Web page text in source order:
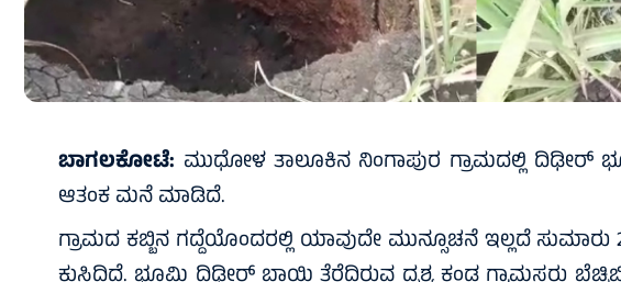
ಬಾಗಲಕೋಟೆ: ಮುಧೋಳ ತಾಲೂಕಿನ ನಿಂಗಾಪುರ ಗ್ರಾಮದಲ್ಲಿ ದಿಢೀರ್ ಭೂ
ಆತಂಕ ಮನೆ ಮಾಡಿದೆ.
ಗ್ರಾಮದ ಕಬ್ಬಿನ ಗದ್ದೆಯೊಂದರಲ್ಲಿ ಯಾವುದೇ ಮುನ್ಸೂಚನೆ ಇಲ್ಲದೆ